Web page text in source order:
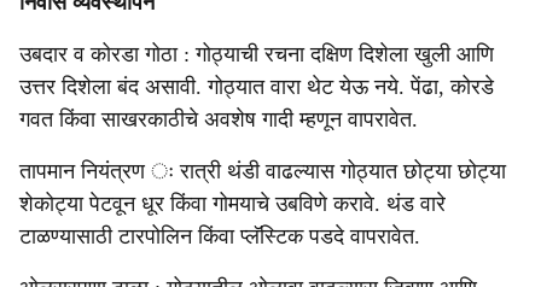
उबदार व कोरडा गोठा : गोठ्याची रचना दक्षिण दिशेला खुली आणि
उत्तर दिशेला बंद असावी. गोठ्यात वारा थेट येऊ नये. पेंढा, कोरडे
गवत किंवा साखरकाठीचे अवशेष गादी म्हणून वापरावेत.
तापमान नियंत्रण ः रात्री थंडी वाढल्यास गोठ्यात छोट्या छोट्या
शेकोट्या पेटवून धूर किंवा गोमयाचे उबविणे करावे. थंड वारे
टाळण्यासाठी टारपोलिन किंवा प्लॅस्टिक पडदे वापरावेत.